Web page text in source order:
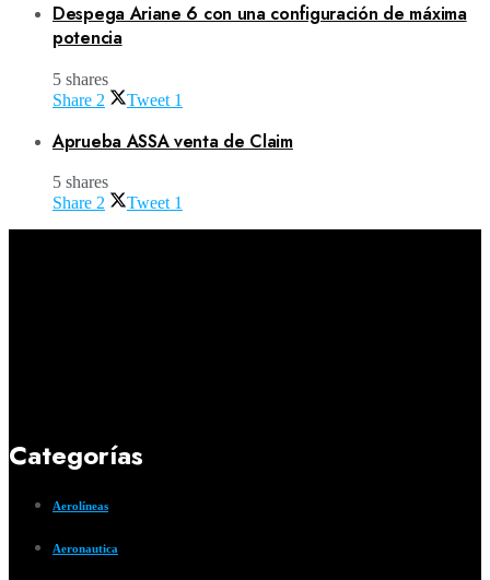
Despega Ariane 6 con una configuración de máxima
potencia
5 shares
Share 2 Tweet 1
Aprueba ASSA venta de Claim
5 shares
Share 2 Tweet 1
Categorías
Aerolíneas
Aeronautica